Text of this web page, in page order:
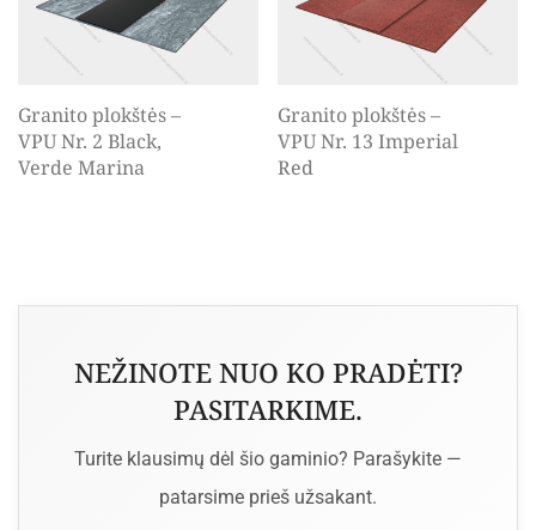
Granito plokštės –
VPU Nr. 2 Black,
Verde Marina
Granito plokštės –
VPU Nr. 13 Imperial
Red
NEŽINOTE NUO KO PRADĖTI?
PASITARKIME.
Turite klausimų dėl šio gaminio? Parašykite —
patarsime prieš užsakant.